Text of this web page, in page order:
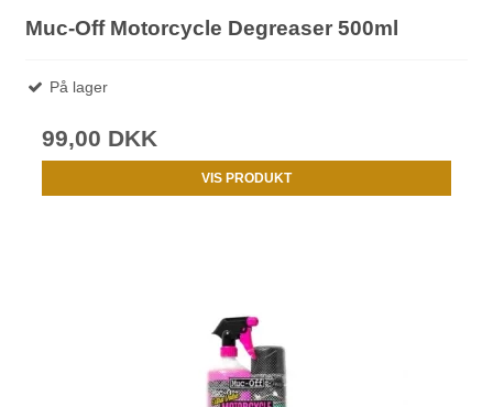
Muc-Off Motorcycle Degreaser 500ml
På lager
99,00 DKK
VIS PRODUKT